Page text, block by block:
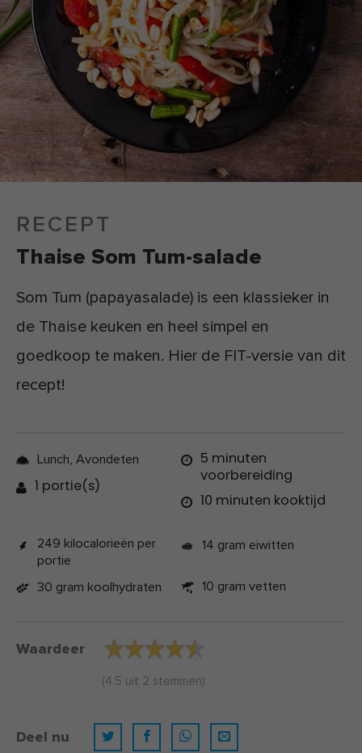
RECEPT
Thaise Som Tum-salade
Som Tum (papayasalade) is een klassieker in
de Thaise keuken en heel simpel en
goedkoop te maken. Hier de FIT-versie van dit
recept!
Lunch, Avondeten
1 portie(s)
5 minuten
voorbereiding
10 minuten kooktijd
249 kilocalorieën per
portie
14 gram eiwitten
30 gram koolhydraten 10 gram vetten
Waardeer
(4.5 uit 2 stemmen)
Deel nu